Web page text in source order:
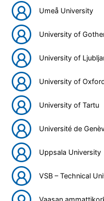
Umeå University
University of
University of
University of
University of Tartu
Université de
Uppsala University
VSB – Technical
Vaasan